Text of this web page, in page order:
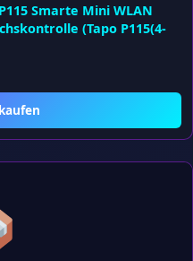
Smarte Mini WLAN
(Tapo P115(4-